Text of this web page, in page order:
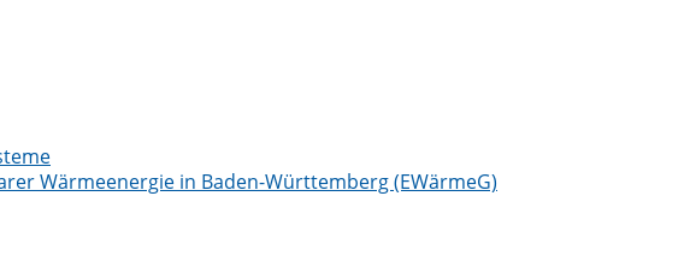
Wärmeenergie in Baden-Württemberg (EWärmeG)